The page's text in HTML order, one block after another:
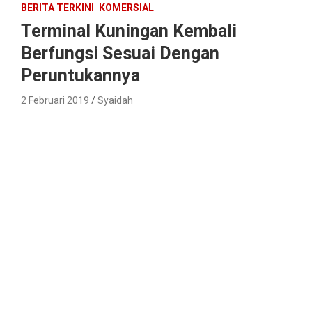
BERITA TERKINI KOMERSIAL
Terminal Kuningan Kembali
Berfungsi Sesuai Dengan
Peruntukannya
2 Februari 2019 Syaidah